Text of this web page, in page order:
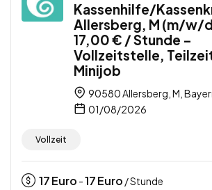
Kassenhilfe/
Allersberg, M (m/w/
17,00 € / Stunde –
Vollzeitstelle,
Minijob
90580 Allersberg, M,
01/08/2026
Vollzeit
17Euro -17Euro / Stunde